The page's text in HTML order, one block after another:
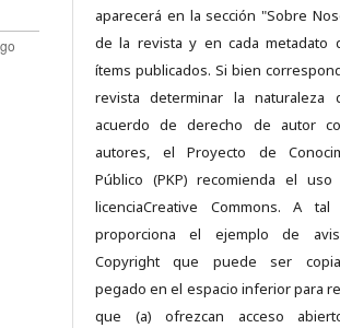
aparecerá en la sección "Sobre
de la revista y en cada metadato
ítems publicados. Si bien
revista determinar la naturaleza
acuerdo de derecho de autor
autores, el Proyecto de
Público (PKP) recomienda el
licenciaCreative Commons. A tal
proporciona el ejemplo de
Copyright que puede ser
pegado en el espacio inferior para
que (a) ofrezcan acceso